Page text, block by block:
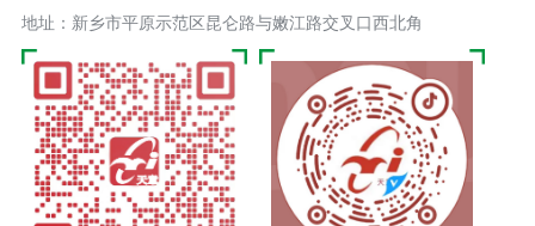
地址：新乡市平原示范区昆仑路与嫩江路交叉口西北角